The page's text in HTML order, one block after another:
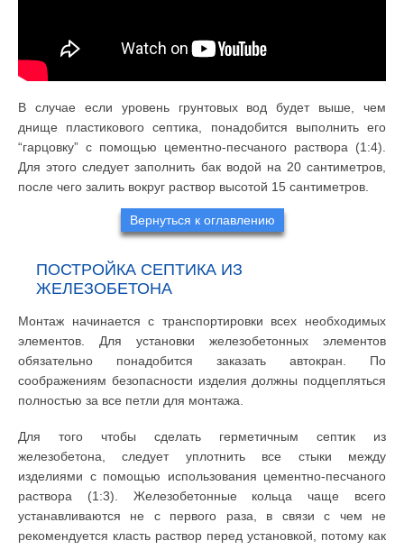
В случае если уровень грунтовых вод будет выше, чем
днище пластикового септика, понадобится выполнить его
“гарцовку” с помощью цементно-песчаного раствора (1:4).
Для этого следует заполнить бак водой на 20 сантиметров,
после чего залить вокруг раствор высотой 15 сантиметров.
Вернуться к оглавлению
ПОСТРОЙКА СЕПТИКА ИЗ
ЖЕЛЕЗОБЕТОНА
Монтаж начинается с транспортировки всех необходимых
элементов. Для установки железобетонных элементов
обязательно понадобится заказать автокран. По
соображениям безопасности изделия должны подцепляться
полностью за все петли для монтажа.
Для того чтобы сделать герметичным септик из
железобетона, следует уплотнить все стыки между
изделиями с помощью использования цементно-песчаного
раствора (1:3). Железобетонные кольца чаще всего
устанавливаются не с первого раза, в связи с чем не
рекомендуется класть раствор перед установкой, потому как